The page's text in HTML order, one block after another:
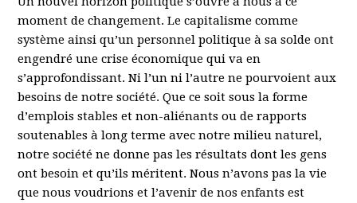
moment de changement. Le capitalisme comme
système ainsi qu’un personnel politique à sa solde ont
engendré une crise économique qui va en
s’approfondissant. Ni l’un ni l’autre ne pourvoient aux
besoins de notre société. Que ce soit sous la forme
d’emplois stables et non-aliénants ou de rapports
soutenables à long terme avec notre milieu naturel,
notre société ne donne pas les résultats dont les gens
ont besoin et qu’ils méritent. Nous n’avons pas la vie
que nous voudrions et l’avenir de nos enfants est